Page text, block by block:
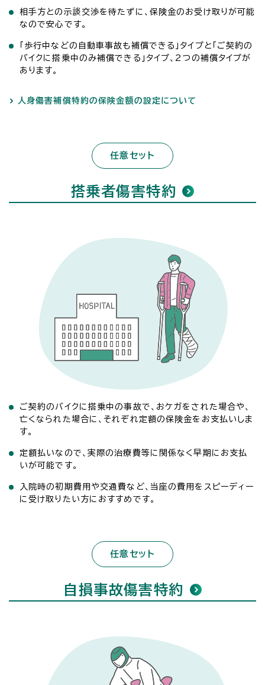
相手方との示談交渉を待たずに、保険金のお受け取りが可能
なので安心です。
「歩行中などの自動車事故も補償できる」タイプと「ご契約の
バイクに搭乗中のみ補償できる」タイプ、2つの補償タイプが
あります。
人身傷害補償特約の保険金額の設定について
任意セット
搭乗者傷害特約
ご契約のバイクに搭乗中の事故で、おケガをされた場合や、
亡くなられた場合に、それぞれ定額の保険金をお支払いしま
す。
定額払いなので、実際の治療費等に関係なく早期にお支払
いが可能です。
入院時の初期費用や交通費など、当座の費用をスピーディー
に受け取りたい方におすすめです。
任意セット
自損事故傷害特約